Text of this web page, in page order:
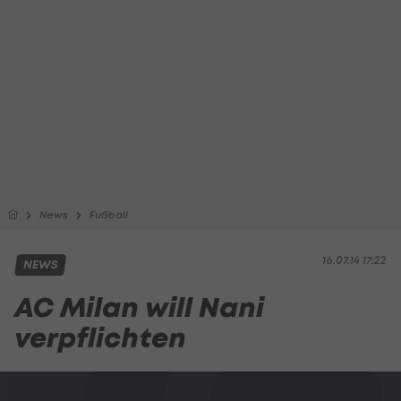
News Fußball
16.07.14 17:22
NEWS
AC Milan will Nani
verpflichten